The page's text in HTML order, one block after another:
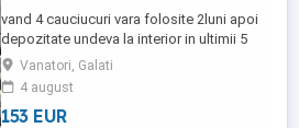
vand 4 cauciucuri vara folosite 2luni apoi
depozitate undeva la interior in ultimii 5
ani. Stare ca nou, cu toate ca au Dot 60
2020.] Marca Bridgeston pret 800lei 4buc
Vanatori, Galati
4 august
153 EUR